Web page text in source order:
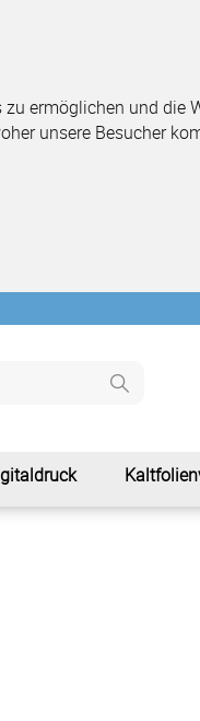
ermöglichen und die
unsere Besucher